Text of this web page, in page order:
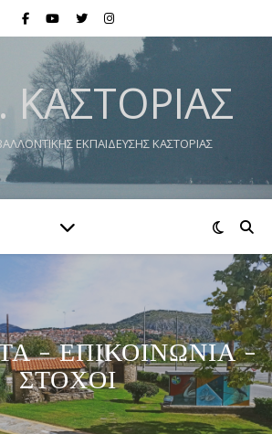
ΚΑΣΤΟΡΙΆΣ
ΕΚΠΑΙΔΕΥΣΗΣ ΚΑΣΤΟΡΙΑΣ
- ΕΠΙΚΟΙΝΩΝΙΑ -
ΣΤΟΧΟΙ